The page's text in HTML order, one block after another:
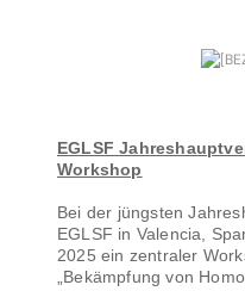
EGLSF
Workshop
Bei der jüngsten
EGLSF in Valencia,
2025 ein zentraler
„Bekämpfung von